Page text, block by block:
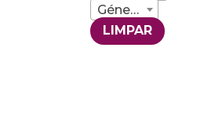
Género
LIMPAR